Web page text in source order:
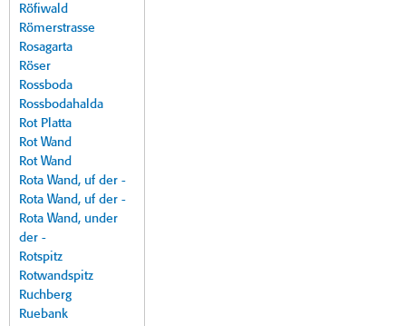
Röfiwald
Römerstrasse
Rosagarta
Röser
Rossboda
Rossbodahalda
Rot Platta
Rot Wand
Rot Wand
Rota Wand, uf der -
Rota Wand, uf der -
Rota Wand, under
der -
Rotspitz
Rotwandspitz
Ruchberg
Ruebank